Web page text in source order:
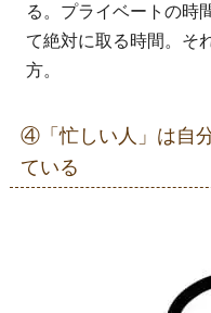
る。プライベートの時
て絶対に取る時間。そ
方。
④「忙しい人」は自
ている